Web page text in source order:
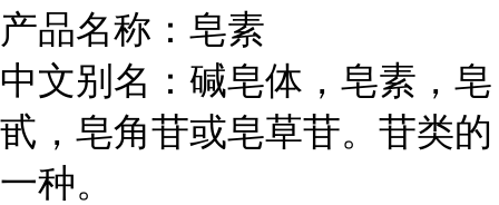
产品名称：皂素
中文别名：碱皂体，皂素，皂
甙，皂角苷或皂草苷。苷类的
一种。